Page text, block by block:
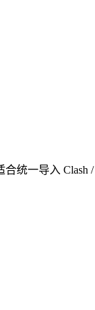
统一导入